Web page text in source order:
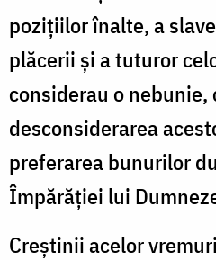
pozițiilor înalte, a
plăcerii și a tuturor
considerau o nebunie,
desconsiderarea
preferarea bunurilor
Împărăției lui
Creștinii acelor